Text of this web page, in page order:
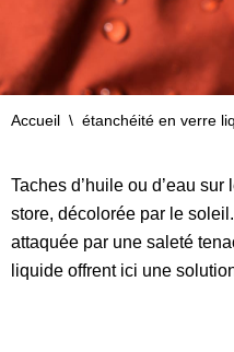
Accueil \ étanchéité en verre
Taches d’huile ou d’eau
store, décolorée par le
attaquée par une saleté
liquide offrent ici une